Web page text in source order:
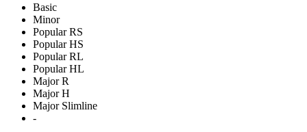
Basic
Minor
Popular RS
Popular HS
Popular RL
Popular HL
Major R
Major H
Major Slimline
-